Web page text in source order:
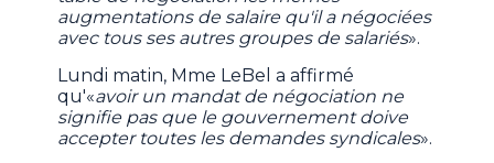
augmentations de salaire qu'il a négociées
avec tous ses autres groupes de salariés».
Lundi matin, Mme LeBel a affirmé
qu'«avoir un mandat de négociation ne
signifie pas que le gouvernement doive
accepter toutes les demandes syndicales».